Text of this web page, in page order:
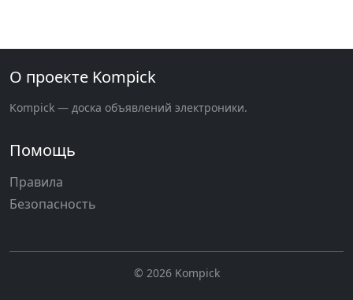
О проекте Kompick
Kompick — доска объявлений электроники.
Помощь
Правила
Безопасность
© 2026 Kompick